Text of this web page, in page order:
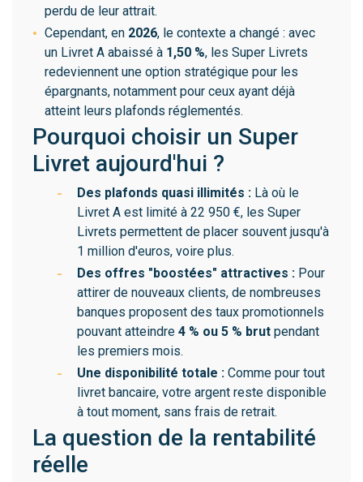
perdu de leur attrait.
Cependant, en 2026, le contexte a changé : avec
un Livret A abaissé à 1,50 %, les Super Livrets
redeviennent une option stratégique pour les
épargnants, notamment pour ceux ayant déjà
atteint leurs plafonds réglementés.
Pourquoi choisir un Super
Livret aujourd'hui ?
Des plafonds quasi illimités : Là où le
Livret A est limité à 22 950 €, les Super
Livrets permettent de placer souvent jusqu'à
1 million d'euros, voire plus.
Des offres "boostées" attractives : Pour
attirer de nouveaux clients, de nombreuses
banques proposent des taux promotionnels
pouvant atteindre 4 % ou 5 % brut pendant
les premiers mois.
Une disponibilité totale : Comme pour tout
livret bancaire, votre argent reste disponible
à tout moment, sans frais de retrait.
La question de la rentabilité
réelle